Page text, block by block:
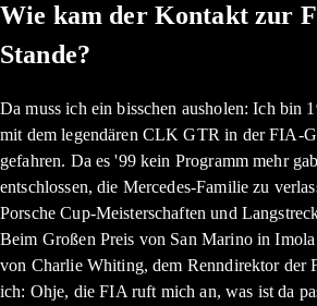
Wie kam der Kontakt zur
Stande?
Da muss ich ein bisschen ausholen: Ich bin
mit dem legendären CLK GTR in der FIA-
gefahren. Da es '99 kein Programm mehr
entschlossen, die Mercedes-Familie zu
Porsche Cup-Meisterschaften und
Beim Großen Preis von San Marino in
von Charlie Whiting, dem Renndirektor der
ich: Ohje, die FIA ruft mich an, was ist da